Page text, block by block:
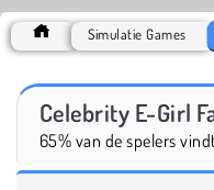
Simulatie Games
Celebrity E-Girl
65% van de spelers